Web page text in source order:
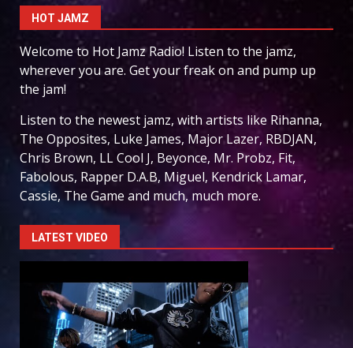
HOT JAMZ
Welcome to Hot Jamz Radio! Listen to the jamz,
wherever you are. Get your freak on and pump up
the jam!
Listen to the newest jamz, with artists like Rihanna,
The Opposites, Luke James, Major Lazer, RBDJAN,
Chris Brown, LL Cool J, Beyonce, Mr. Probz, Fit,
Fabolous, Rapper D.A.B, Miguel, Kendrick Lamar,
Cassie, The Game and much, much more.
LATEST VIDEO